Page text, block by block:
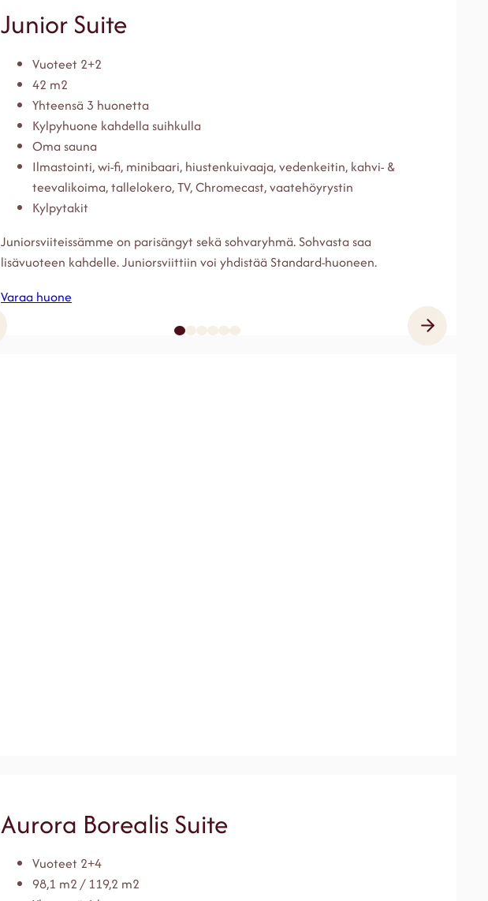
Junior Suite
Vuoteet 2+2
42 m2
Yhteensä 3 huonetta
Kylpyhuone kahdella suihkulla
Oma sauna
Ilmastointi, wi-fi, minibaari, hiustenkuivaaja, vedenkeitin, kahvi- &
teevalikoima, tallelokero, TV, Chromecast, vaatehöyrystin
Kylpytakit
Juniorsviiteissämme on parisängyt sekä sohvaryhmä. Sohvasta saa
lisävuoteen kahdelle. Juniorsviittiin voi yhdistää Standard-huoneen.
Varaa huone
Aurora Borealis Suite
Vuoteet 2+4
98,1 m2 / 119,2 m2